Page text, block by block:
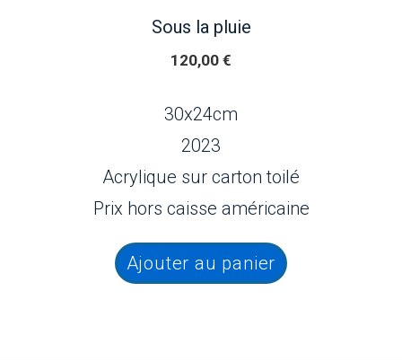
Sous la pluie
120,00 €
30x24cm
2023
Acrylique sur carton toilé
Prix hors caisse américaine
Ajouter au panier